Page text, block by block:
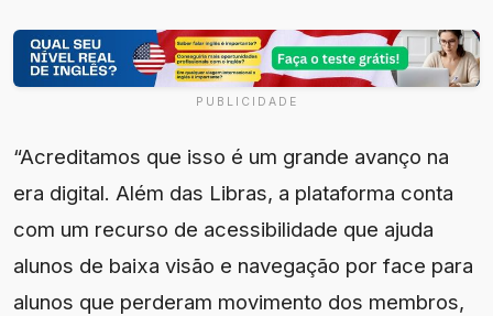
PUBLICIDADE
“Acreditamos que isso é um grande avanço na
era digital. Além das Libras, a plataforma conta
com um recurso de acessibilidade que ajuda
alunos de baixa visão e navegação por face para
alunos que perderam movimento dos membros,